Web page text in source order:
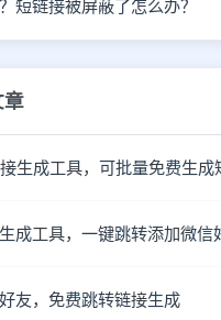
短链接被屏蔽了怎么办？
章
生成工具，可批量免费生成
成工具，一键跳转添加微信
友，免费跳转链接生成